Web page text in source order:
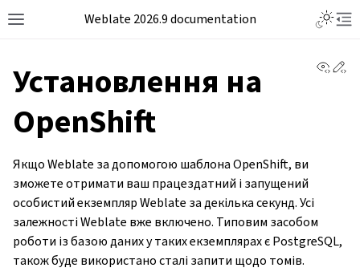
Weblate 2026.9 documentation
Установлення на
OpenShift
Якщо Weblate за допомогою шаблона OpenShift, ви
зможете отримати ваш працездатний і запущений
особистий екземпляр Weblate за декілька секунд. Усі
залежності Weblate вже включено. Типовим засобом
роботи із базою даних у таких екземплярах є PostgreSQL,
також буде використано сталі запити щодо томів.